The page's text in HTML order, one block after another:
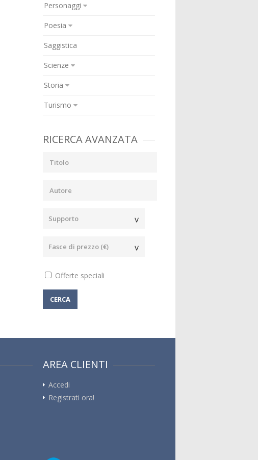
Personaggi
Poesia
Saggistica
Scienze
Storia
Turismo
RICERCA AVANZATA
Offerte speciali
CERCA
AREA CLIENTI
Accedi
Registrati ora!